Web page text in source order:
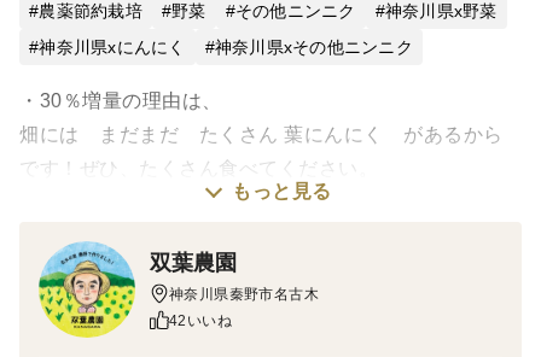
農薬節約栽培 野菜 その他ニンニク
神奈川県x野菜
神奈川県xにんにく
神奈川県xその他ニンニク
・30％増量の理由は、
畑には まだまだ たくさん 葉にんにく があるから
です！ぜひ、たくさん食べてください。
・葉にんにくは、お鍋に入れるととても美味しいです！
加えて↓
もっと見る
双葉農園
神奈川県秦野市名古木
42いいね